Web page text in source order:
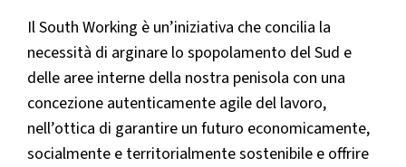
Il South Working è un’iniziativa che concilia la
necessità di arginare lo spopolamento del Sud e
delle aree interne della nostra penisola con una
concezione autenticamente agile del lavoro,
nell’ottica di garantire un futuro economicamente,
socialmente e territorialmente sostenibile e offrire